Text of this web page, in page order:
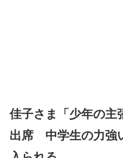
佳子さま「少年の主
出席 中学生の力強